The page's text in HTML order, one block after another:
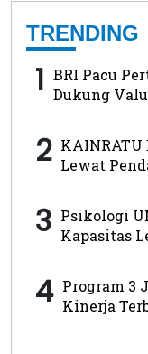
TRENDING
1 BRI Pacu
Dukung
2 KAINRATU
Lewat
3 Psikologi
Kapasitas
4 Program 3
Kinerja